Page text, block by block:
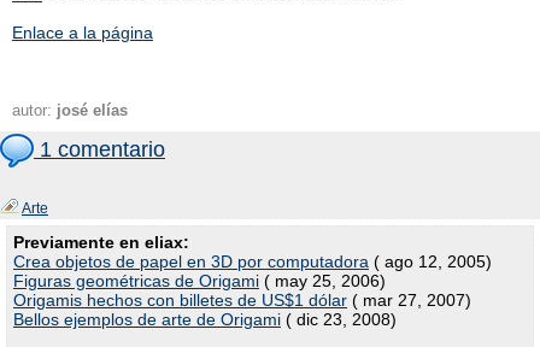
Enlace a la página
autor: josé elías
1 comentario
Arte
Previamente en eliax:
Crea objetos de papel en 3D por computadora ( ago 12, 2005)
Figuras geométricas de Origami ( may 25, 2006)
Origamis hechos con billetes de US$1 dólar ( mar 27, 2007)
Bellos ejemplos de arte de Origami ( dic 23, 2008)